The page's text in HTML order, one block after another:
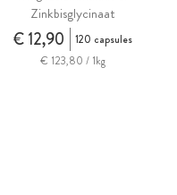
Zinkbisglycinaat
€ 12,90
120 capsules
€ 123,80 / 1kg